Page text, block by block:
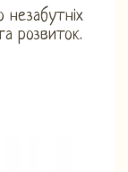
розвиток.